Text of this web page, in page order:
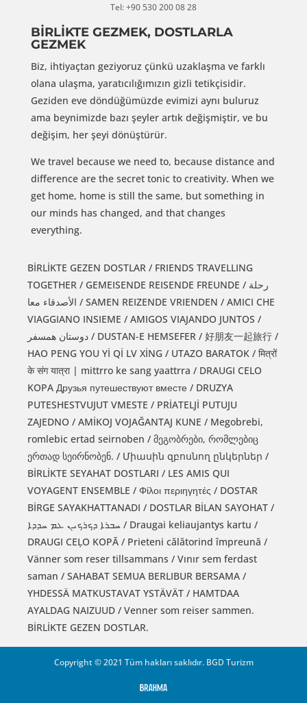
Tel: +90 530 200 08 28
BİRLİKTE GEZMEK, DOSTLARLA
GEZMEK
Biz, ihtiyaçtan geziyoruz çünkü uzaklaşma ve farklı
olana ulaşma, yaratıcılığımızın gizli tetikçisidir.
Geziden eve döndüğümüzde evimizi aynı buluruz
ama beynimizde bazı şeyler artık değişmiştir, ve bu
değişim, her şeyi dönüştürür.
We travel because we need to, because distance and
difference are the secret tonic to creativity. When we
get home, home is still the same, but something in
our minds has changed, and that changes
everything.
BİRLİKTE GEZEN DOSTLAR / FRIENDS TRAVELLING
TOGETHER / GEMEISENDE REISENDE FREUNDE / رحلة
الأصدقاء معا / SAMEN REIZENDE VRIENDEN / AMICI CHE
VIAGGIANO INSIEME / AMIGOS VIAJANDO JUNTOS /
دوستان همسفر / DUSTAN-E HEMSEFER / 好朋友一起旅行 /
HAO PENG YOU Yİ Qİ LV XİNG / UTAZO BARATOK / मित्रों
के संग यात्रा | mittrro ke sang yaattrra / DRAUGI CELO
KOPA Друзья путешествуют вместе / DRUZYA
PUTESHESTVUJUT VMESTE / PRİATELJİ PUTUJU
ZAJEDNO / AMİKOJ VOJAĞANTAJ KUNE / Megobrebi,
romlebic ertad seirnoben / მეგობრები, რომლებიც
ერთად სეირნობენ. / Միասին զբոսնող ընկերներ /
BİRLİKTE SEYAHAT DOSTLARI / LES AMIS QUI
VOYAGENT ENSEMBLE / Φίλοι περιηγητές / DOSTAR
BİRGE SAYAKHATTANADI / DOSTLAR BİLAN SAYOHAT /
ܚܒܪܐ ܕܟܪܟܝܢ ܥܡ ܚܕܕܐ / Draugai keliaujantys kartu /
DRAUGI CEĻO KOPĀ / Prieteni călătorind împreună /
Vänner som reser tillsammans / Vınır sem ferdast
saman / SAHABAT SEMUA BERLIBUR BERSAMA /
YHDESSÄ MATKUSTAVAT YSTÄVÄT / HAMTDAA
AYALDAG NAIZUUD / Venner som reiser sammen.
BİRLİKTE GEZEN DOSTLAR.
Copyright © 2021 Tüm hakları saklıdır. BGD Turizm